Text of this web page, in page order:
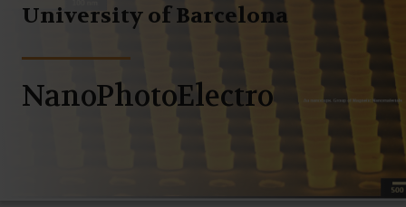
University of Barcelona
NanoPhotoElectro